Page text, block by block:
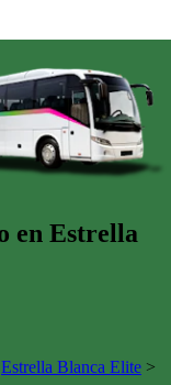
en Estrella
Estrella Blanca Elite >